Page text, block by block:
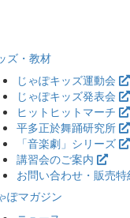
ズ・教材
じゃぽキッズ運動会
じゃぽキッズ発表会
ヒットヒットマーチ
平多正於舞踊研究所
「音楽劇」シリーズ
講習会のご案内
お問い合わせ・販売特
ぽマガジン